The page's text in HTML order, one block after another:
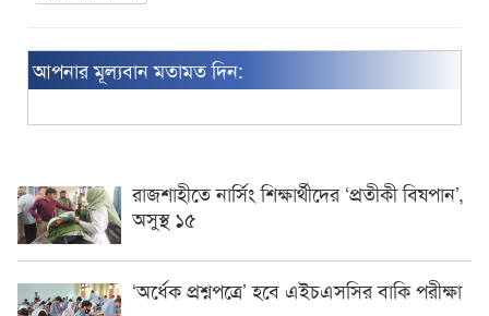
আপনার মূল্যবান মতামত দিন:
রাজশাহীতে নার্সিং শিক্ষার্থীদের ‘প্রতীকী বিষপান’,
অসুস্থ ১৫
‘অর্ধেক প্রশ্নপত্রে’ হবে এইচএসসির বাকি পরীক্ষা